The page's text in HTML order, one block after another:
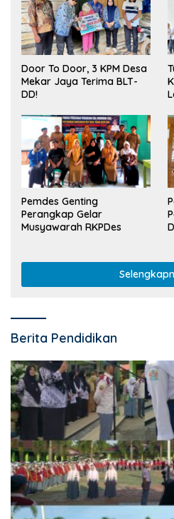
Door To Door, 3 KPM Desa
Mekar Jaya Terima BLT-
DD!
Pemdes Genting
Perangkap Gelar
Musyawarah RKPDes
Berita Pendidikan